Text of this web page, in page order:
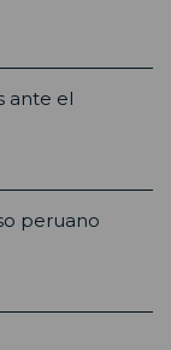
ante el
peruano